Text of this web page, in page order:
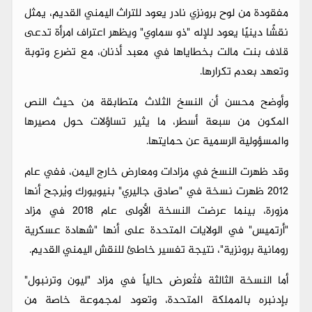
مفقودة من لوح برونزي نادر يعود للتراث اليمني القديم، يمثل
نقشًا دينيًا يعود للإله "ذو سماوي" ويظهر اعتراف امرأة تدعى
قلاف بنت مالت بخطاياها في معبد أذنان، مع تضرع وتوبة
وتعهد بعدم تكرارها.
وأوضح محسن أن النسخ الثلاث متطابقة من حيث النص
المكون من سبعة أسطر، ما يثير تساؤلات حول مصيرها
والمسؤولية الرسمية عن حمايتها.
وقد ظهرت النسخ في مزادات ومعارض خارج اليمن، ففي عام
2012 ظهرت نسخة في "صادق جاليري" بنيويورك ويُرجح أنها
مزورة، بينما عرضت النسخة الأولى عام 2018 في مزاد
"أرتميس" في الولايات المتحدة على أنها "شهادة عسكرية
رومانية برونزية"، نتيجة تفسير خاطئ للنقش اليمني القديم.
أما النسخة الثالثة فتُعرض حالياً في مزاد "ليون وترنبول"
بإدنبره بالمملكة المتحدة، وتعود لمجموعة خاصة من